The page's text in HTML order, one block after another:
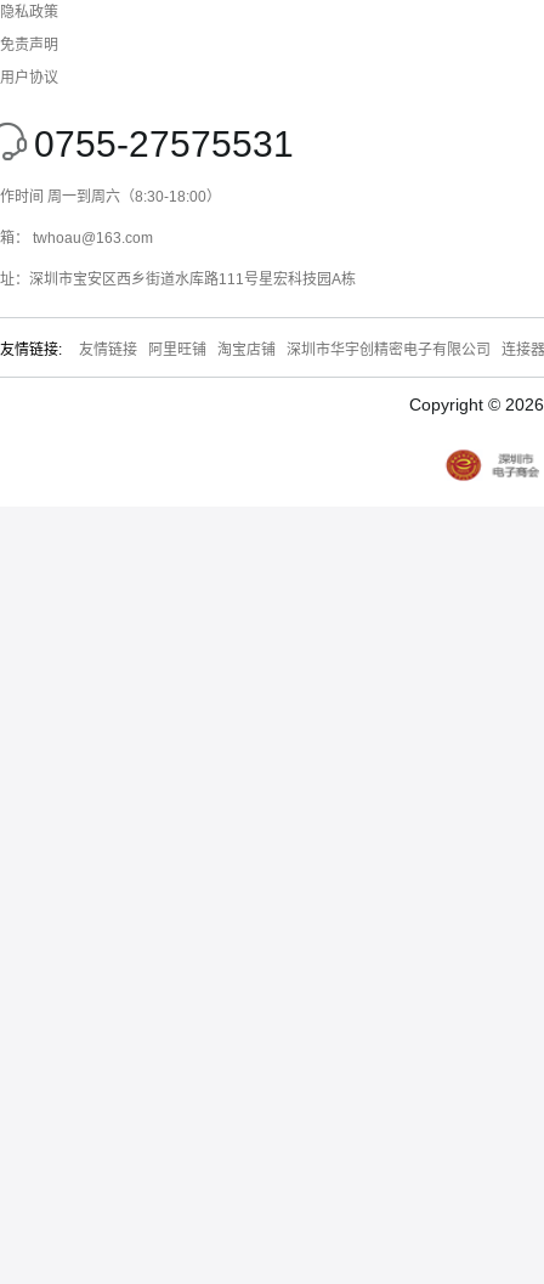
隐私政策
免责声明
用户协议
0755-27575531
时间 周一到周六（8:30-18:00）
： twhoau@163.com
：深圳市宝安区西乡街道水库路111号星宏科技园A栋
友情链接: 友情链接 阿里旺铺 淘宝店铺 深圳市华宇创精密电子有限公司 连接
Copyright ©